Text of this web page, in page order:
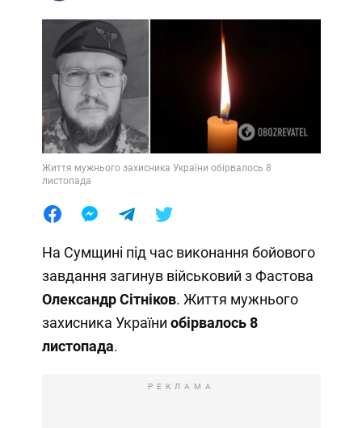
Життя мужнього захисника України обірвалось 8
листопада
На Сумщині під час виконання бойового
завдання загинув військовий з Фастова
Олександр Сітніков. Життя мужнього
захисника України обірвалось 8
листопада.
РЕКЛАМА